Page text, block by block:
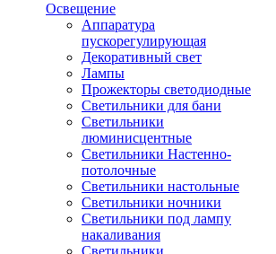
Освещение
Аппаратура
пускорегулирующая
Декоративный свет
Лампы
Прожекторы светодиодные
Светильники для бани
Светильники
люминисцентные
Светильники Настенно-
потолочные
Светильники настольные
Светильники ночники
Светильники под лампу
накаливания